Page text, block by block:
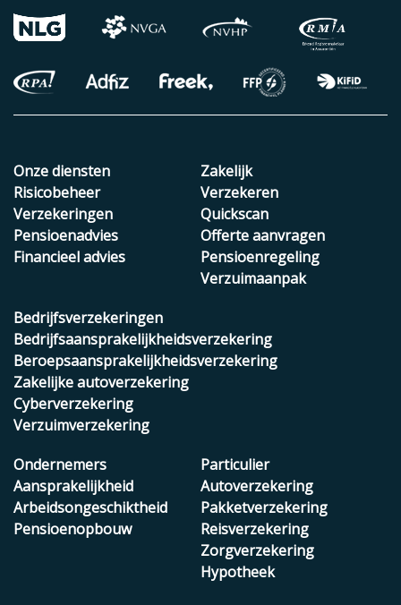
Onze diensten
Risicobeheer
Verzekeringen
Pensioenadvies
Financieel advies
Zakelijk
Verzekeren
Quickscan
Offerte aanvragen
Pensioenregeling
Verzuimaanpak
Bedrijfsverzekeringen
Bedrijfsaansprakelijkheidsverzekering
Beroepsaansprakelijkheidsverzekering
Zakelijke autoverzekering
Cyberverzekering
Verzuimverzekering
Ondernemers
Aansprakelijkheid
Arbeidsongeschiktheid
Pensioenopbouw
Particulier
Autoverzekering
Pakketverzekering
Reisverzekering
Zorgverzekering
Hypotheek